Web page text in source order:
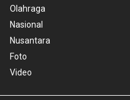
Olahraga
Nasional
Nusantara
Foto
Video